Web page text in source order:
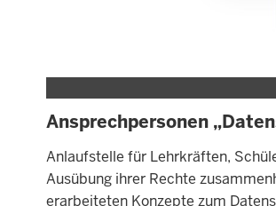
Ansprechpersonen
Anlaufstelle für Lehrkräften,
Ausübung ihrer Rechte
erarbeiteten Konzepte zum